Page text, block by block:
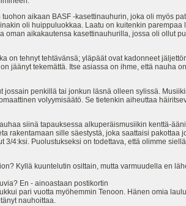
aikaan BASF -kasettinauhurin, joka oli myös
oli huippuluokkaa. Laatu on kuitenkin
aikakautensa kasettinauhurilla, jossa oli ollut
on tehnyt tehtävänsä; yläpäät ovat kadonneet
jäänyt tekemättä. Itse asiassa on ihme, että nauha
penkillä tai jonkun läsnä olleen sylissä.
volyymisäätö. Se tietenkin aiheuttaa
siinä tapauksessa alkuperäismusiikin kenttä-
rakentamaan sille säestystä, joka saattaisi pakottaa
4:ksi. Puolustukseksi on todettava, että olimme
Kyllä kuuntelutin osittain, mutta varmuudella en
En - ainoastaan postikortin
pari vuotta myöhemmin Tenoon. Hänen omia
nauhoittaa.